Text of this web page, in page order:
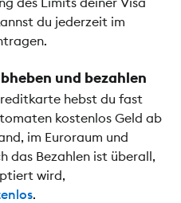
du jederzeit im
und bezahlen
hebst du fast
kostenlos Geld ab
im Euroraum und
das Bezahlen ist überall,
wird,
.